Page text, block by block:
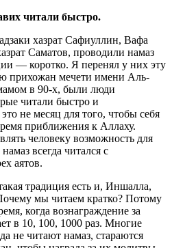
читали быстро.
хазрат Сафиуллин, Вафа
Саматов, проводили намаз
— коротко. Я перенял у них эту
прихожан мечети имени Аль-
в 90-х, были люди
читали быстро и
не месяц для того, чтобы себя
приближения к Аллаху.
человеку возможность для
всегда читался с
аятов.
традиция есть и, Иншалла,
мы читаем кратко? Потому
когда вознаграждение за
в 10, 100, 1000 раз. Многие
не читают намаз, стараются